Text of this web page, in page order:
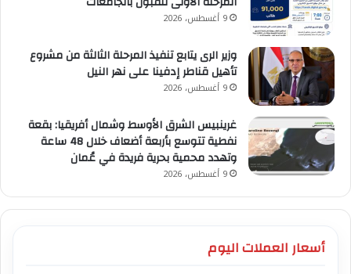
9 أغسطس، 2026
وزير الرى يتابع تنفيذ المرحلة الثالثة من مشروع
تأهيل قناطر إدفينا على نهر النيل
9 أغسطس، 2026
غرينبيس الشرق الأوسط وشمال أفريقيا: بقعة
نفطية تتوسع بأربعة أضعاف خلال 48 ساعة
وتهدد محمية بحرية فريدة في عُمان
9 أغسطس، 2026
أسعار العملات اليوم